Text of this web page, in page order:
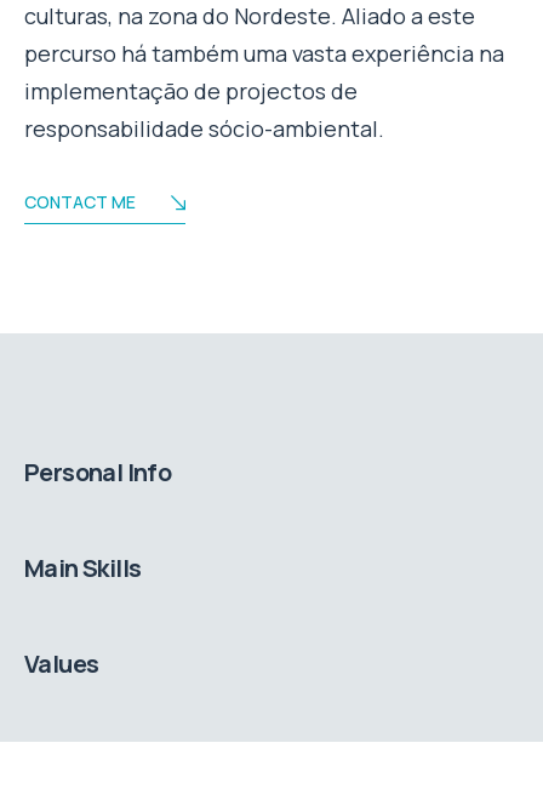
culturas, na zona do Nordeste. Aliado a este
percurso há também uma vasta experiência na
implementação de projectos de
responsabilidade sócio-ambiental.
CONTACT ME
Personal Info
Main Skills
Values